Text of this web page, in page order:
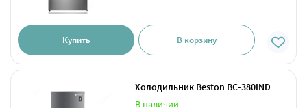
Купить В корзину
Холодильник Beston BC-380IND
В наличии